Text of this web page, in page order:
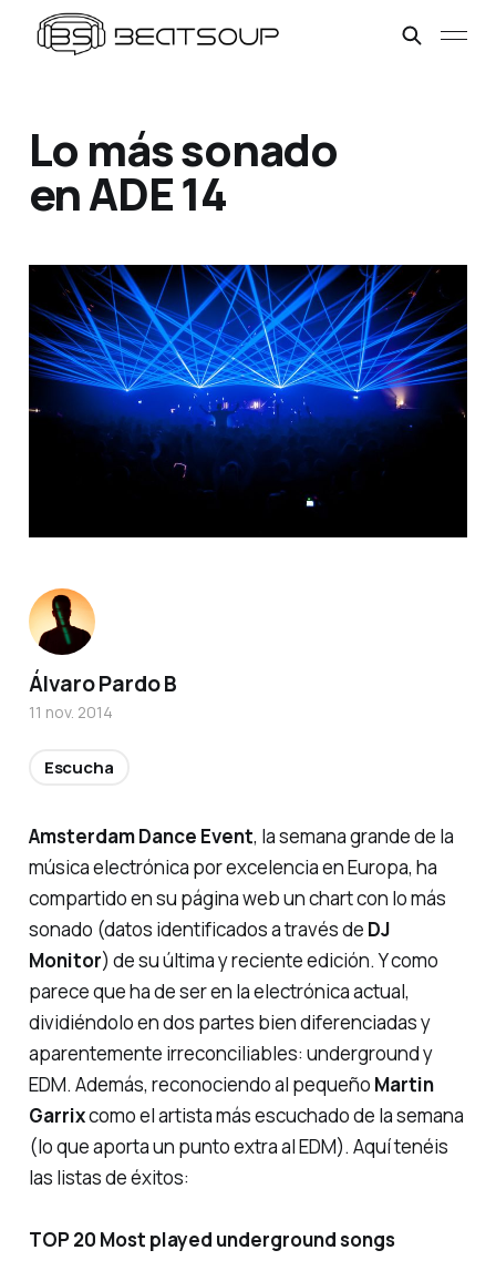
Lo más sonado
en ADE 14
Amsterdam Dance Event, lasemana grande de la
música electrónica por excelencia en Europa, ha
compartido en su página web unchartcon lo más
sonado (datos identificados a través de DJ
Monitor) de su última y reciente edición. Y como
parece que ha de ser en la electrónica actual,
dividiéndolo en dos partes bien diferenciadas y
aparentemente irreconciliables: underground y
EDM. Además, reconociendo al pequeño Martin
Garrixcomo el artista más escuchado de la semana
(lo que aporta un punto extra al EDM). Aquí tenéis
las listas deéxitos:
TOP 20 Most played underground songs
Álvaro Pardo B
11 nov. 2014
Escucha